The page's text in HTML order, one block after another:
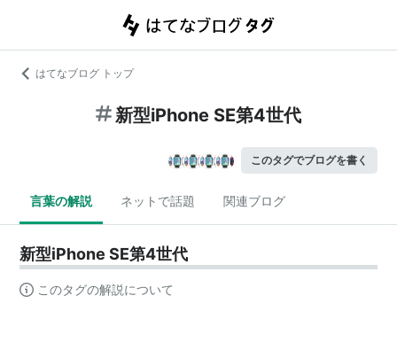
はてなブログ トップ
新型iPhone SE第4世代
このタグでブログを書く
言葉の解説 ネットで話題 関連ブログ
新型iPhone SE第4世代
このタグの解説について